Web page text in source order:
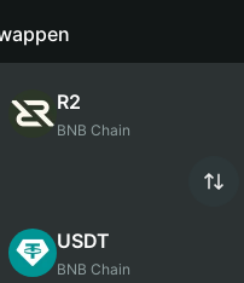
R2
BNB Chain
USDT
BNB Chain